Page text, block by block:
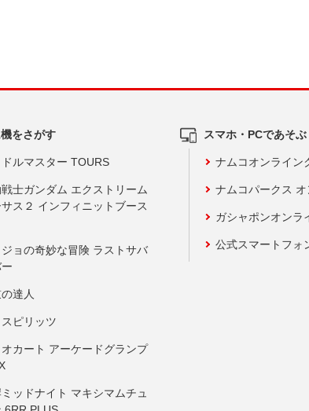
をさがす
ルマスター TOURS
士ガンダム エクストリーム
ス２ インフィニットブース
ョの奇妙な冒険 ラストサバ
達人
ピリッツ
カート アーケードグランプ
ッドナイト マキシマムチュ
スマホ・PCであそぶ
ナムコオンライン
ナムコパークス
ガシャポンオンラ
公式スマートフォ